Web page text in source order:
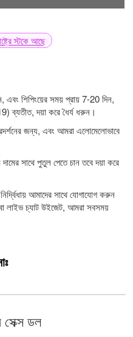
স্টকে আছে
এবং শিপিংয়ের সময় প্রায় 7-20 দিন,
ব্যতীত, দয়া করে ধৈর্য ধরুন।
জন্য, এবং আমরা এলোমেলোভাবে
সাথে পুতুল পেতে চান তবে দয়া করে
আমাদের সাথে যোগাযোগ করুন
লাইভ চ্যাট উইজেট, আমরা সবসময়
ডল